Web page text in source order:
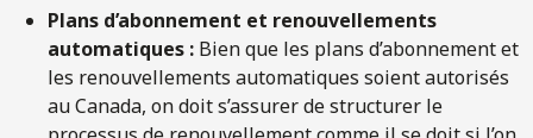
Plans d’abonnement et renouvellements
automatiques : Bien que les plans d’abonnement et
les renouvellements automatiques soient autorisés
au Canada, on doit s’assurer de structurer le